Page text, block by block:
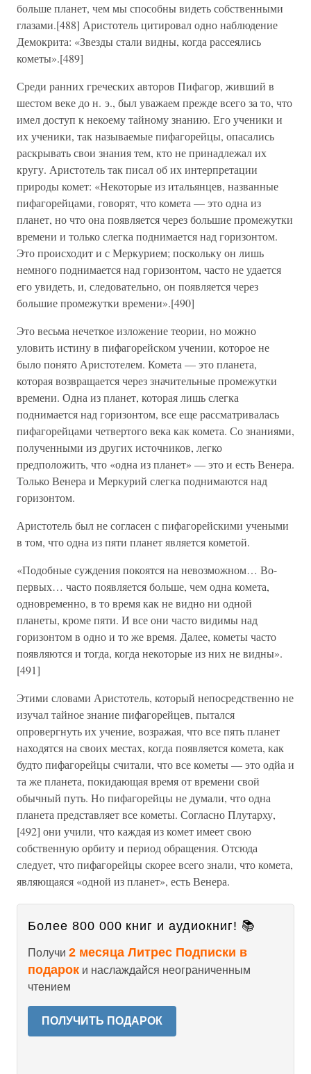
больше планет, чем мы способны видеть собственными
глазами.[488] Аристотель цитировал одно наблюдение
Демокрита: «Звезды стали видны, когда рассеялись
кометы».[489]
Среди ранних греческих авторов Пифагор, живший в
шестом веке до н. э., был уважаем прежде всего за то, что
имел доступ к некоему тайному знанию. Его ученики и
их ученики, так называемые пифагорейцы, опасались
раскрывать свои знания тем, кто не принадлежал их
кругу. Аристотель так писал об их интерпретации
природы комет: «Некоторые из итальянцев, названные
пифагорейцами, говорят, что комета — это одна из
планет, но что она появляется через большие промежутки
времени и только слегка поднимается над горизонтом.
Это происходит и с Меркурием; поскольку он лишь
немного поднимается над горизонтом, часто не удается
его увидеть, и, следовательно, он появляется через
большие промежутки времени».[490]
Это весьма нечеткое изложение теории, но можно
уловить истину в пифагорейском учении, которое не
было понято Аристотелем. Комета — это планета,
которая возвращается через значительные промежутки
времени. Одна из планет, которая лишь слегка
поднимается над горизонтом, все еще рассматривалась
пифагорейцами четвертого века как комета. Со знаниями,
полученными из других источников, легко
предположить, что «одна из планет» — это и есть Венера.
Только Венера и Меркурий слегка поднимаются над
горизонтом.
Аристотель был не согласен с пифагорейскими учеными
в том, что одна из пяти планет является кометой.
«Подобные суждения покоятся на невозможном… Во-
первых… часто появляется больше, чем одна комета,
одновременно, в то время как не видно ни одной
планеты, кроме пяти. И все они часто видимы над
горизонтом в одно и то же время. Далее, кометы часто
появляются и тогда, когда некоторые из них не видны».
[491]
Этими словами Аристотель, который непосредственно не
изучал тайное знание пифагорейцев, пытался
опровергнуть их учение, возражая, что все пять планет
находятся на своих местах, когда появляется комета, как
будто пифагорейцы считали, что все кометы — это одйа и
та же планета, покидающая время от времени свой
обычный путь. Но пифагорейцы не думали, что одна
планета представляет все кометы. Согласно Плутарху,
[492] они учили, что каждая из комет имеет свою
собственную орбиту и период обращения. Отсюда
следует, что пифагорейцы скорее всего знали, что комета,
являющаяся «одной из планет», есть Венера.
Более 800 000 книг и аудиокниг! 📚
Получи 2 месяца Литрес Подписки в
подарок и наслаждайся неограниченным
чтением
ПОЛУЧИТЬ ПОДАРОК